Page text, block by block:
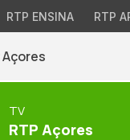
RTP ENSINA RTP
Açores
TV
RTP Açores